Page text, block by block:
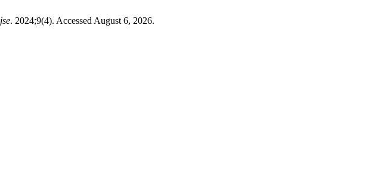
jse. 2024;9(4). Accessed August 6, 2026.